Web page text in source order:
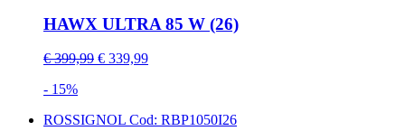
HAWX ULTRA 85 W (26)
€ 399,99 € 339,99
- 15%
ROSSIGNOL Cod: RBP1050I26